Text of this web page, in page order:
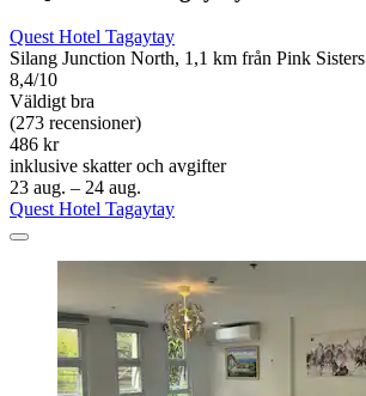
Quest Hotel Tagaytay
Silang Junction North, 1,1 km från Pink Sisters
8,4/10
Väldigt bra
(273 recensioner)
486 kr
inklusive skatter och avgifter
23 aug. – 24 aug.
Quest Hotel Tagaytay